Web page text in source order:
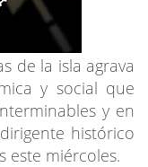
de la isla agrava
y social que
y en
histórico
este miércoles.